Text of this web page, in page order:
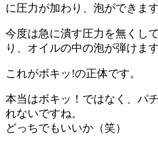
に圧力が加わり、泡ができます
今度は急に潰す圧力を無くし
り、オイルの中の泡が弾けます
これがボキッ!の正体です。
本当はボキッ！ではなく、パ
れないですね。
どっちでもいいか（笑）